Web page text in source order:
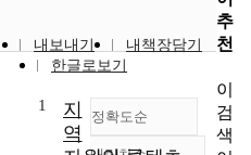
내보내기
내책장담기
한글로보기
정확도순
1
지
역
추
천
이
검
색